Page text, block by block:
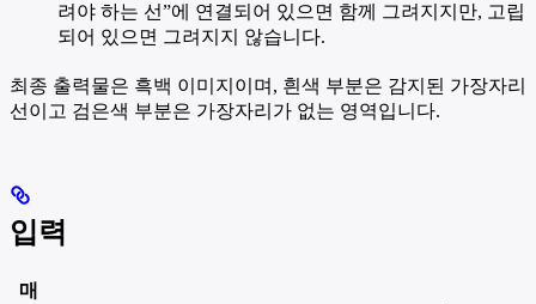
려야 하는 선”에 연결되어 있으면 함께 그려지지만, 고립
되어 있으면 그려지지 않습니다.
최종 출력물은 흑백 이미지이며, 흰색 부분은 감지된 가장자리
선이고 검은색 부분은 가장자리가 없는 영역입니다.
입력
매